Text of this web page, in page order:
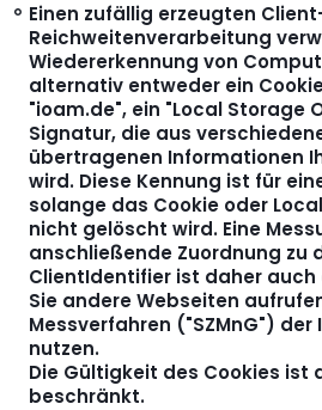
Einen zufällig erzeugten
Reichweitenverarbeitung
Wiedererkennung von
alternativ entweder ein
"ioam.de", ein "Local Storage
Signatur, die aus
übertragenen Informationen
wird. Diese Kennung ist für
solange das Cookie oder
nicht gelöscht wird. Eine
anschließende Zuordnung zu
ClientIdentifier ist daher auch
Sie andere Webseiten
Messverfahren ("SZMnG") der
nutzen.
Die Gültigkeit des Cookies ist
beschränkt.